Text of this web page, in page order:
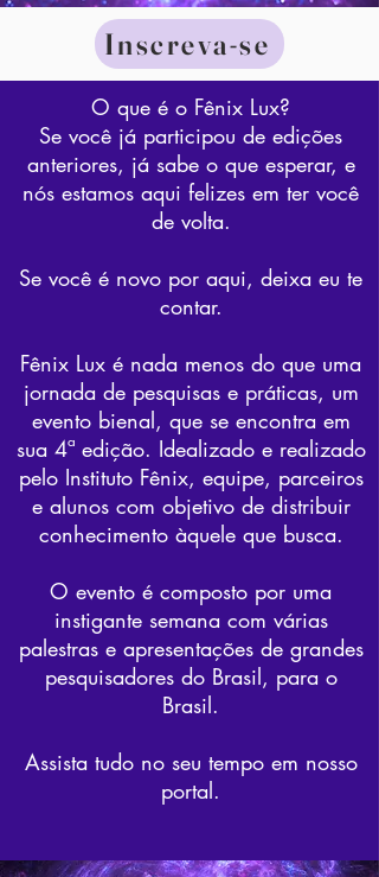
Inscreva-se
O que é o Fênix Lux?
Se você já participou de edições
anteriores, já sabe o que esperar, e
nós estamos aqui felizes em ter você
de volta.
Se você é novo por aqui, deixa eu te
contar.
Fênix Lux é nada menos do que uma
jornada de pesquisas e práticas, um
evento bienal, que se encontra em
sua 4ª edição. Idealizado e realizado
pelo Instituto Fênix, equipe, parceiros
e alunos com objetivo de distribuir
conhecimento àquele que busca.
O evento é composto por uma
instigante semana com várias
palestras e apresentações de grandes
pesquisadores do Brasil, para o
Brasil.
Assista tudo no seu tempo em nosso
portal.